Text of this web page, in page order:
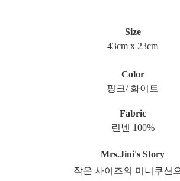
Size
43cm x 23cm
Color
핑크/화이트
Fabric
린넨 100%
Mrs.Jini's Story
작은 사이즈의 미니쿠션